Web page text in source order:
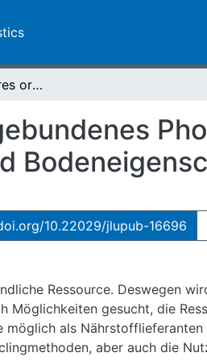
Pflanzenverfügbares organisch gebundenes Phosphat in Abhängigkeit von Pflanzenart und Bodeneigenschaften
10.22029/jlupub-16696
Ressource. Deswegen
Möglichkeiten gesucht, die
möglich als Nährstofflieferanten
aber auch die